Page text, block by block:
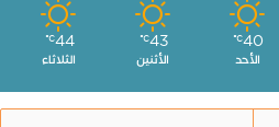
40
℃
الأحد
43
℃
الأثنين
44
℃
الثلاثاء